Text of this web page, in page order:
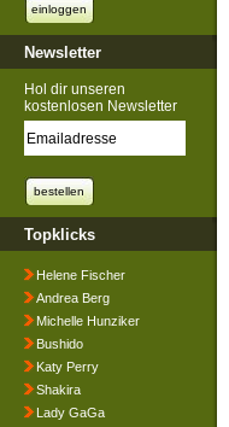
Newsletter
Hol dir unseren
kostenlosen Newsletter
Topklicks
Helene Fischer
Andrea Berg
Michelle Hunziker
Bushido
Katy Perry
Shakira
Lady GaGa